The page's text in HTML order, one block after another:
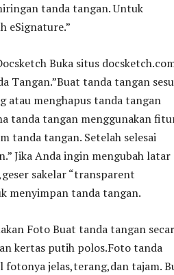
tanda tangan. Untuk
eSignature.”
Buka situs
Tangan.”Buat tanda tangan
atau menghapus tanda tangan
tanda tangan menggunakan
tanda tangan. Setelah selesai
Jika Anda ingin mengubah latar
sakelar “transparent
menyimpan tanda tangan.
Foto Buat tanda tangan
kertas putih polos.Foto tanda
fotonya jelas,terang,dan tajam.